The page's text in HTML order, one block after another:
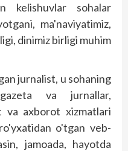
kelishuvlar sohalar
ma'naviyatimiz,
dinimiz birligi muhim
jurnalist, u sohaning
va jurnallar,
va axborot xizmatlari
o'tgan veb-
jamoada, hayotda